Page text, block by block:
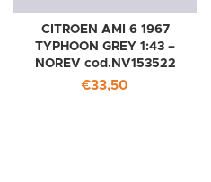
CITROEN AMI 6 1967
TYPHOON GREY 1:43 –
NOREV cod.NV153522
€33,50